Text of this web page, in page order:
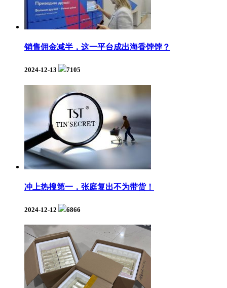
销售佣金减半，这一平台成出海香饽饽？
2024-12-13 7105
冲上热搜第一，张庭复出不为带货！
2024-12-12 6866